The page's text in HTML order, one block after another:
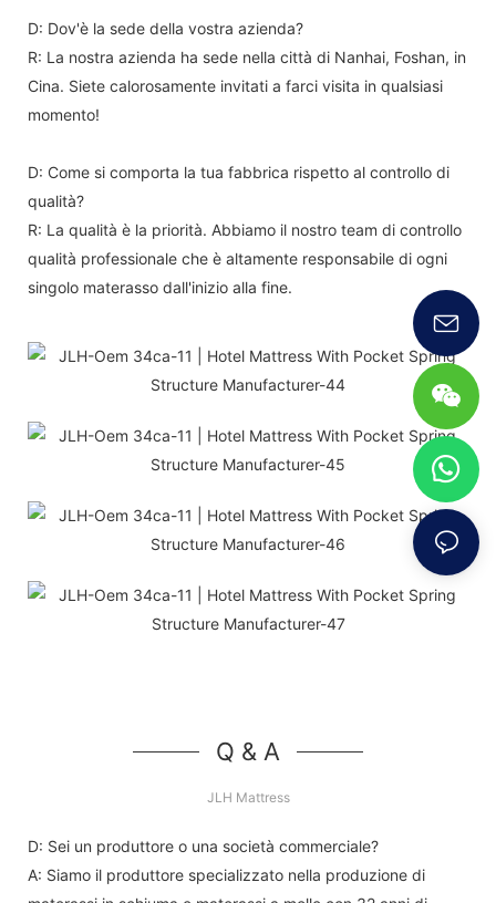
D: Dov'è la sede della vostra azienda?
R: La nostra azienda ha sede nella città di Nanhai, Foshan, in
Cina. Siete calorosamente invitati a farci visita in qualsiasi
momento!
D: Come si comporta la tua fabbrica rispetto al controllo di
qualità?
R: La qualità è la priorità. Abbiamo il nostro team di controllo
qualità professionale che è altamente responsabile di ogni
singolo materasso dall'inizio alla fine.
Q & A
JLH Mattress
D: Sei un produttore o una società commerciale?
A: Siamo il produttore specializzato nella produzione di